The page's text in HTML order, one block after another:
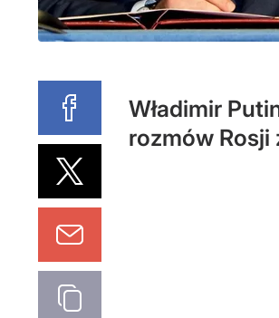
Władimir
rozmów Rosji